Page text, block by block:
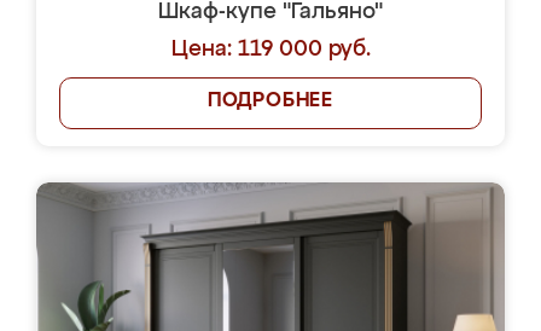
Шкаф-купе "Гальяно"
Цена: 119 000 руб.
ПОДРОБНЕЕ